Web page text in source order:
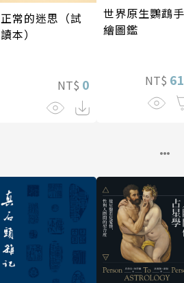
正常的迷思（試
讀本）
NT$ 0
世界原生鸚鵡手
繪圖鑑
NT$